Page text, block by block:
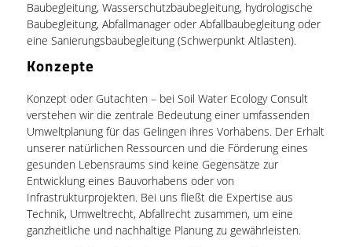
Baubegleitung, Wasserschutzbaubegleitung, hydrologische
Baubegleitung, Abfallmanager oder Abfallbaubegleitung oder
eine Sanierungsbaubegleitung (Schwerpunkt Altlasten).
Konzepte
Konzept oder Gutachten – bei Soil Water Ecology Consult
verstehen wir die zentrale Bedeutung einer umfassenden
Umweltplanung für das Gelingen ihres Vorhabens. Der Erhalt
unserer natürlichen Ressourcen und die Förderung eines
gesunden Lebensraums sind keine Gegensätze zur
Entwicklung eines Bauvorhabens oder von
Infrastrukturprojekten. Bei uns fließt die Expertise aus
Technik, Umweltrecht, Abfallrecht zusammen, um eine
ganzheitliche und nachhaltige Planung zu gewährleisten.